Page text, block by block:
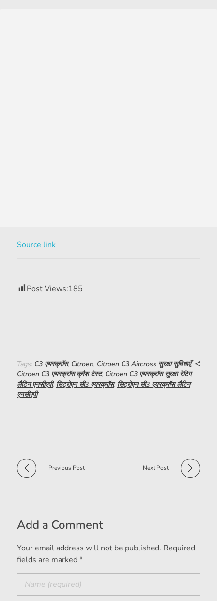
Source link
Post Views:185
Tags: C3 एयरक्रॉस, Citroen, Citroen C3 Aircross सुरक्षा सुविधाएँ,
Citroen C3 एयरक्रॉस क्रैश टेस्ट, Citroen C3 एयरक्रॉस सुरक्षा रेटिंग,
लैटिन एनसीएपी, सिट्रोएन सी3 एयरक्रॉस, सिट्रोएन सी3 एयरक्रॉस लैटिन
एनसीएपी
Previous Post Next Post
Add a Comment
Your email address will not be published. Required
fields are marked *